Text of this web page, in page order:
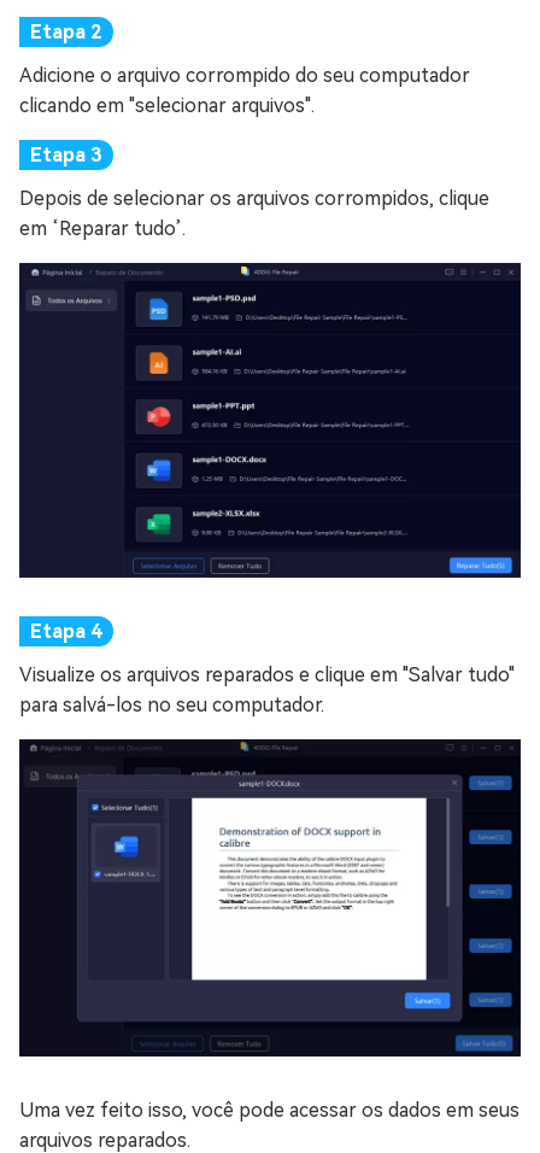
Adicione o arquivo corrompido do seu computador
clicando em "selecionar arquivos".
Depois de selecionar os arquivos corrompidos, clique
em ‘Reparar tudo’.
Visualize os arquivos reparados e clique em "Salvar tudo"
para salvá-los no seu computador.
Uma vez feito isso, você pode acessar os dados em seus
arquivos reparados.